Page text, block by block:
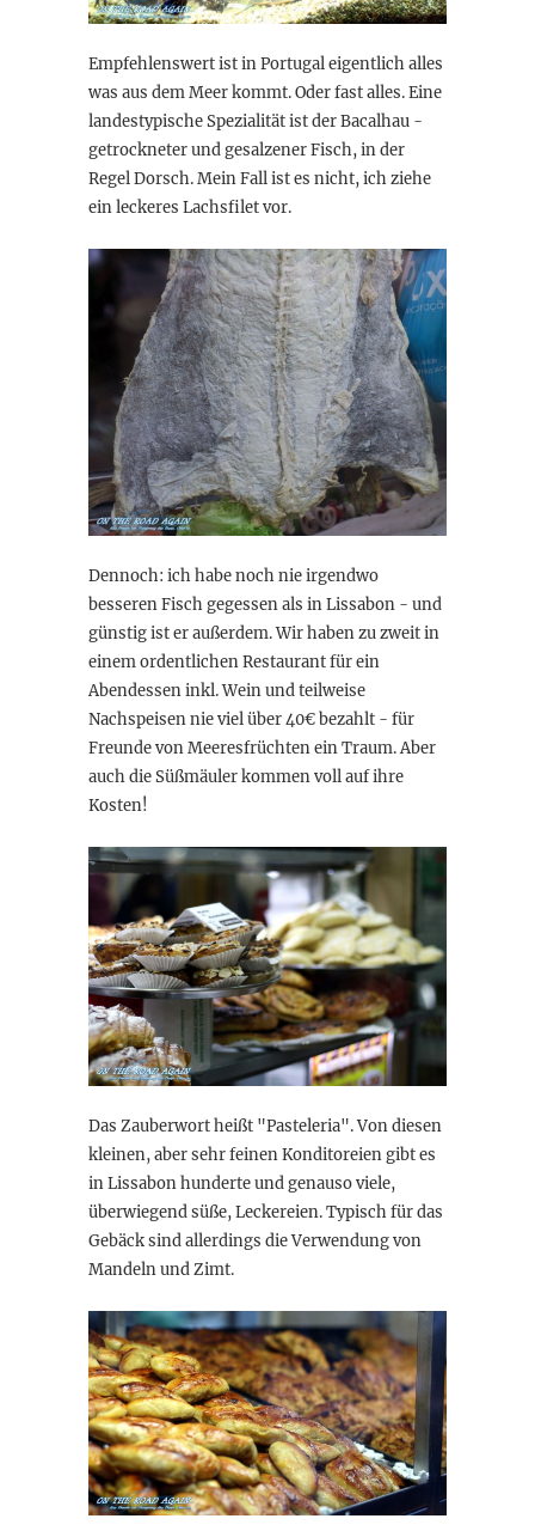
Empfehlenswert ist in Portugal eigentlich alles
was aus dem Meer kommt. Oder fast alles. Eine
landestypische Spezialität ist der Bacalhau -
getrockneter und gesalzener Fisch, in der
Regel Dorsch. Mein Fall ist es nicht, ich ziehe
ein leckeres Lachsfilet vor.
Dennoch: ich habe noch nie irgendwo
besseren Fisch gegessen als in Lissabon - und
günstig ist er außerdem. Wir haben zu zweit in
einem ordentlichen Restaurant für ein
Abendessen inkl. Wein und teilweise
Nachspeisen nie viel über 40€ bezahlt - für
Freunde von Meeresfrüchten ein Traum. Aber
auch die Süßmäuler kommen voll auf ihre
Kosten!
Das Zauberwort heißt "Pasteleria". Von diesen
kleinen, aber sehr feinen Konditoreien gibt es
in Lissabon hunderte und genauso viele,
überwiegend süße, Leckereien. Typisch für das
Gebäck sind allerdings die Verwendung von
Mandeln und Zimt.